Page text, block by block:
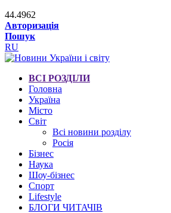
44.4962
Авторизація
Пошук
RU
ВСІ РОЗДІЛИ
Головна
Україна
Місто
Світ
Всі новини розділу
Росія
Бізнес
Наука
Шоу-бізнес
Спорт
Lifestyle
БЛОГИ ЧИТАЧІВ